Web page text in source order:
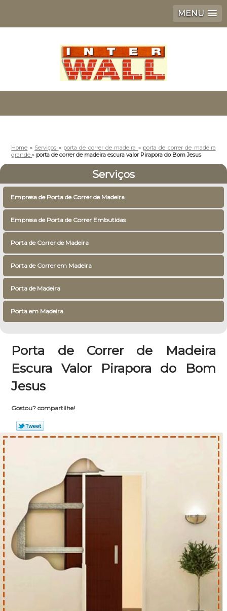
MENU
Home » Serviços » porta de correr de madeira » porta de correr de madeira
grande» porta de correr de madeira escura valor Pirapora do Bom Jesus
Serviços
Empresa de Porta de Correr de Madeira
Empresa de Porta de Correr Embutidas
Porta de Correr de Madeira
Porta de Correr em Madeira
Porta de Madeira
Porta em Madeira
Porta de Correr de Madeira
Escura Valor Pirapora do Bom
Jesus
Gostou? compartilhe!